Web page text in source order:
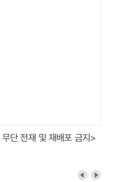
단 전재 및 재배포 금지>